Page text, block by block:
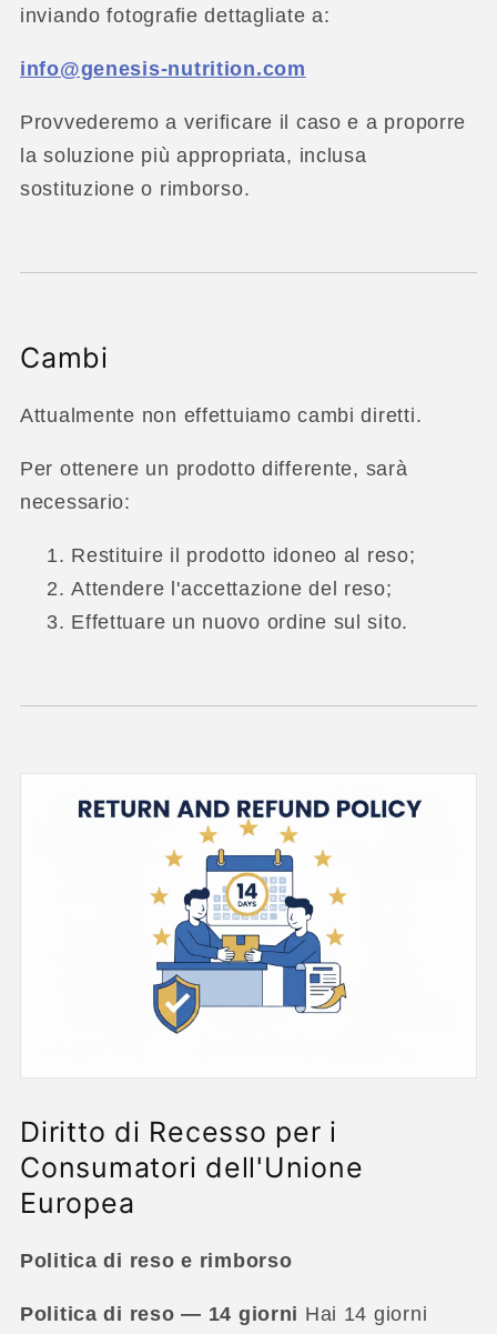
inviando fotografie dettagliate a:
info@genesis-nutrition.com
Provvederemo a verificare il caso e a proporre
la soluzione più appropriata, inclusa
sostituzione o rimborso.
Cambi
Attualmente non effettuiamo cambi diretti.
Per ottenere un prodotto differente, sarà
necessario:
Restituire il prodotto idoneo al reso;
Attendere l'accettazione del reso;
Effettuare un nuovo ordine sul sito.
Diritto di Recesso per i
Consumatori dell'Unione
Europea
Politica di reso e rimborso
Politica di reso — 14 giorni Hai 14 giorni